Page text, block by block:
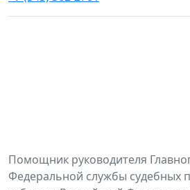
Помощник руководителя
Федеральной службы судебных